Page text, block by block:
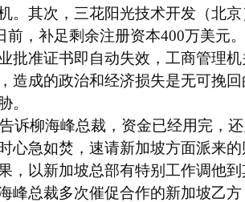
。其次，三花阳光技术开发（北
前，补足剩余注册资本400万美元
批准证书即自动失效，工商管理
造成的政治和经济损失是无可挽
。
诉柳海峰总裁，资金已经用完，
心急如焚，速请新加坡方面派来
，以新加坡总部有特别工作调他
峰总裁多次催促合作的新加坡乙